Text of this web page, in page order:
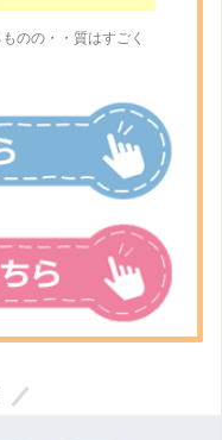
のの・・質はすごく